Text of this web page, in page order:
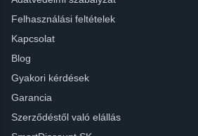
Felhasználási feltételek
Kapcsolat
Blog
Gyakori kérdések
Garancia
Szerződéstől való elállás